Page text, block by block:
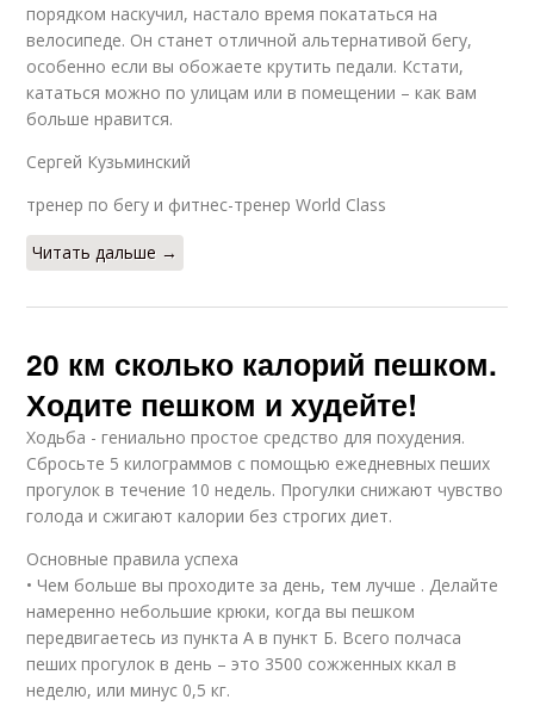
порядком наскучил, настало время покататься на
велосипеде. Он станет отличной альтернативой бегу,
особенно если вы обожаете крутить педали. Кстати,
кататься можно по улицам или в помещении – как вам
больше нравится.
Сергей Кузьминский
тренер по бегу и фитнес-тренер World Class
Читать дальше →
20 км сколько калорий пешком.
Ходите пешком и худейте!
Ходьба - гениально простое средство для похудения.
Сбросьте 5 килограммов с помощью ежедневных пеших
прогулок в течение 10 недель. Прогулки снижают чувство
голода и сжигают калории без строгих диет.
Основные правила успеха
• Чем больше вы проходите за день, тем лучше . Делайте
намеренно небольшие крюки, когда вы пешком
передвигаетесь из пункта А в пункт Б. Всего полчаса
пеших прогулок в день – это 3500 сожженных ккал в
неделю, или минус 0,5 кг.